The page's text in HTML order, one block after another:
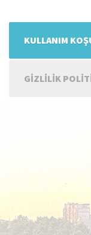
KULLANIM
GIZLILIK